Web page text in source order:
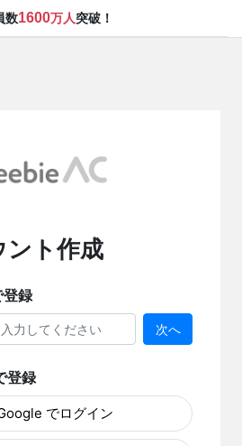
数1600万人突破！
ント作成
登録
次へ
登録
でログイン